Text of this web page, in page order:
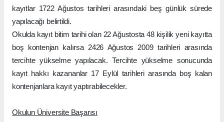
kayıtlar 1722 Ağustos tarihleri arasındaki beş günlük sürede
yapılacağı belirtildi.
Okulda kayıt bitim tarihi olan 22 Ağustosta 48 kişilik yeni kayıtta
boş kontenjan kalırsa 2426 Ağustos 2009 tarihleri arasında
tercihte yükselme yapılacak. Tercihte yükselme sonucunda
kayıt hakkı kazananlar 17 Eylül tarihleri arasında boş kalan
kontenjanlara kayıt yaptırabilecekler.
Okulun Üniversite Başarısı